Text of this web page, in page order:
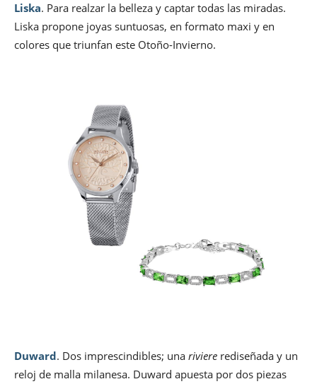
Liska. Para realzar la belleza y captar todas las miradas.
Liska propone joyas suntuosas, en formato maxi y en
colores que triunfan este Otoño-Invierno.
Duward. Dos imprescindibles; una riviere rediseñada y un
reloj de malla milanesa. Duward apuesta por dos piezas